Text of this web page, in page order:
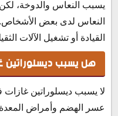
يسبب النعاس والدوخة،
النعاس لدى بعض الأشخاص.
القيادة أو تشغيل الآلات
هل يسبب ديسلوراتين
لا يسبب ديسلوراتين
عسر الهضم وأمراض